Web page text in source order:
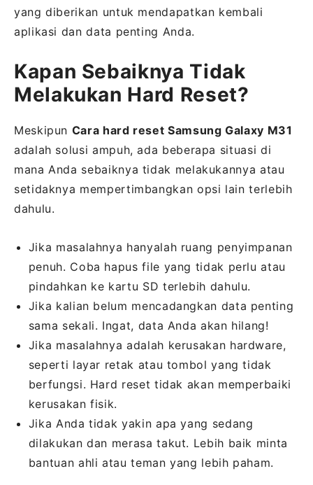
yang diberikan untuk mendapatkan kembali
aplikasi dan data penting Anda.
Kapan Sebaiknya Tidak
Melakukan Hard Reset?
Meskipun Cara hard reset Samsung Galaxy M31
adalah solusi ampuh, ada beberapa situasi di
mana Anda sebaiknya tidak melakukannya atau
setidaknya mempertimbangkan opsi lain terlebih
dahulu.
Jika masalahnya hanyalah ruang penyimpanan
penuh. Coba hapus file yang tidak perlu atau
pindahkan ke kartu SD terlebih dahulu.
Jika kalian belum mencadangkan data penting
sama sekali. Ingat, data Anda akan hilang!
Jika masalahnya adalah kerusakan hardware,
seperti layar retak atau tombol yang tidak
berfungsi. Hard reset tidak akan memperbaiki
kerusakan fisik.
Jika Anda tidak yakin apa yang sedang
dilakukan dan merasa takut. Lebih baik minta
bantuan ahli atau teman yang lebih paham.